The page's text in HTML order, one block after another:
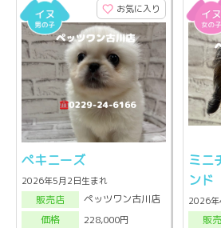
お気に入り
ペキニーズ
2026年5月2日生まれ
販売店
ペッツワン古川店
価格
228,000円
ミニ
ンド
2026
販